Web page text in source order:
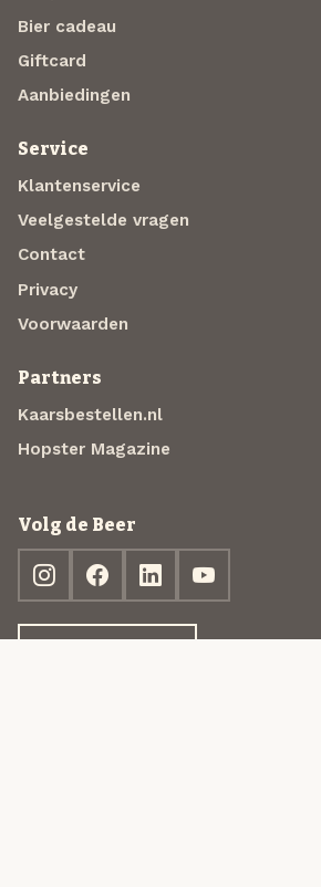
Bier cadeau
Giftcard
Aanbiedingen
Service
Klantenservice
Veelgestelde vragen
Contact
Privacy
Voorwaarden
Partners
Kaarsbestellen.nl
Hopster Magazine
Volg de Beer